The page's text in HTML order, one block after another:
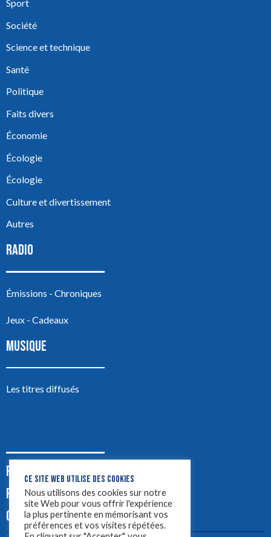
Sport
Société
Science et technique
Santé
Politique
Faits divers
Économie
Écologie
Écologie
Culture et divertissement
Autres
RADIO
Émissions - Chroniques
Jeux - Cadeaux
MUSIQUE
Les titres diffusés
PODCASTS
PUB
CONTACT
CE SITE WEB UTILISE DES COOKIES
Nous utilisons des cookies sur notre
site Web pour vous offrir l'expérience
la plus pertinente en mémorisant vos
préférences et vos visites répétées.